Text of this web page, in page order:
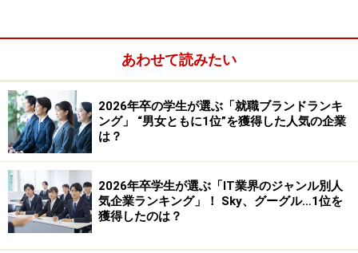
「その企業が独自の競争優位性となる特徴を持ってお
り、それが業績に反映されている会社」
る。
1つ目の「その企業が独自の競争優位性となる特徴」と
は、その企業が持つ技術、事業戦略、風土、人材などど
の部分でも良いから 他社と差別化が出来る何かを持って
いること。そして2つ目の「業績に反映されている」と
いうのは、やはりそれらの特徴が企業の売上という成果
あわせて読みたい
2026年卒の学生が選ぶ「就職ブランドランキ
ング」 “男女ともに1位”を獲得した人気の企業
は？
2026年卒学生が選ぶ「IT業界のジャンル別人
気企業ランキング」！ Sky、グーグル…1位を
獲得したのは？